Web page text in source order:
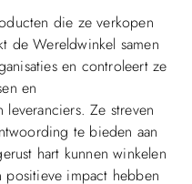
die ze verkopen
de Wereldwinkel samen
en controleert ze
en
leveranciers. Ze streven
te bieden aan
hart kunnen winkelen
positieve impact hebben